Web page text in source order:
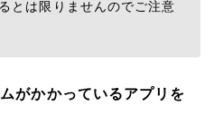
とは限りませんのでご注意
がかかっているアプリを